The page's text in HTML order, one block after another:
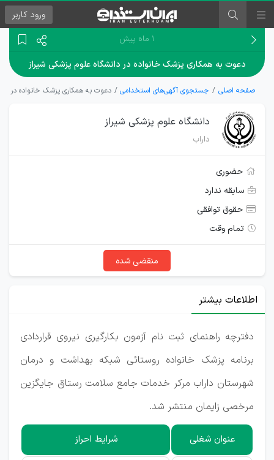
ورود کاربر
۱ ماه پیش
دعوت به همکاری پزشک خانواده در دانشگاه علوم پزشکی شیراز
صفحه اصلی جستجوی آگهی‌های استخدامی دعوت به همکاری پزشک خانواده در
دانشگاه علوم پزشکی شیراز
داراب
حضوری
سابقه ندارد
حقوق توافقی
تمام وقت
منقضی شده
اطلاعات بیشتر
دفترچه راهنمای ثبت نام آزمون بکارگیری نیروی قراردادی
برنامه پزشک خانواده روستائی شبکه بهداشت و درمان
شهرستان داراب مرکر خدمات جامع سلامت رستاق جایگزین
مرخصی زایمان منتشر شد.
عنوان شغلی شرایط احراز